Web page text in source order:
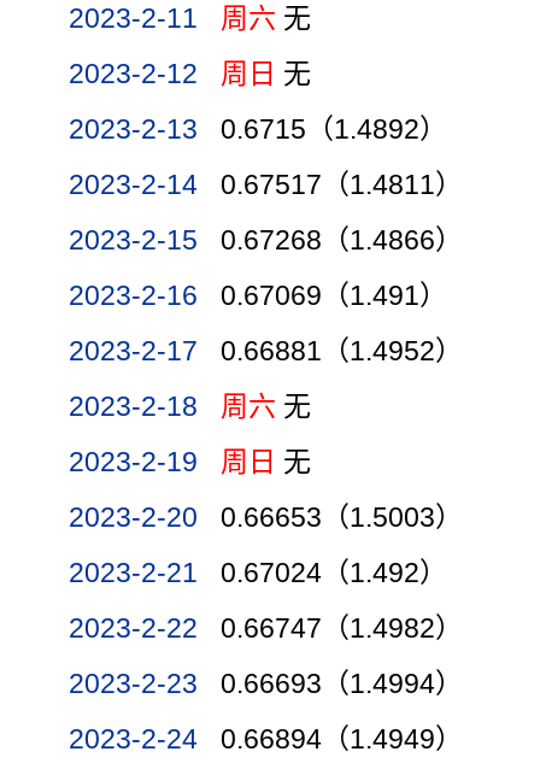
2023-2-11
周六 无
2023-2-12
周日 无
2023-2-13
0.6715（1.4892）
2023-2-14
0.67517（1.4811）
2023-2-15
0.67268（1.4866）
2023-2-16
0.67069（1.491）
2023-2-17
0.66881（1.4952）
2023-2-18
周六 无
2023-2-19
周日 无
2023-2-20
0.66653（1.5003）
2023-2-21
0.67024（1.492）
2023-2-22
0.66747（1.4982）
2023-2-23
0.66693（1.4994）
2023-2-24
0.66894（1.4949）